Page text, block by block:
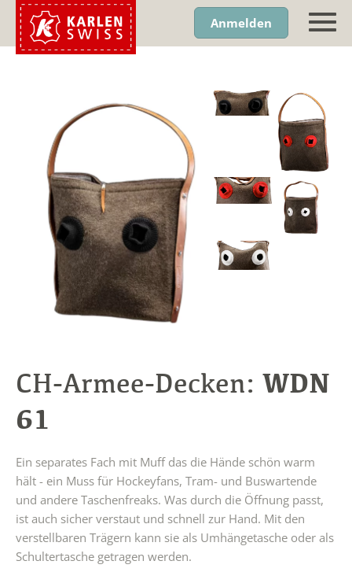
Anmelden
CH-Armee-Decken: WDN
61
Ein separates Fach mit Muff das die Hände schön warm
hält - ein Muss für Hockeyfans, Tram- und Buswartende
und andere Taschenfreaks. Was durch die Öffnung passt,
ist auch sicher verstaut und schnell zur Hand. Mit den
verstellbaren Trägern kann sie als Umhängetasche oder als
Schultertasche getragen werden.